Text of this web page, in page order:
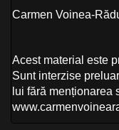
Carmen Voinea-
Acest material este
Sunt interzise
lui fără menționarea